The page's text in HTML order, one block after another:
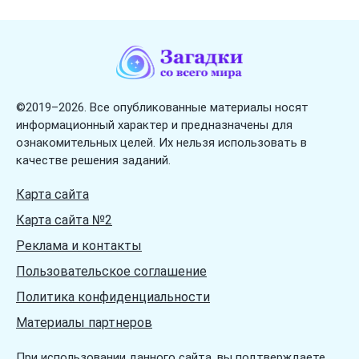
Загадки про ягоды
©2019–2026. Все опубликованные материалы носят
информационный характер и предназначены для
ознакомительных целей. Их нельзя использовать в
качестве решения заданий.
Карта сайта
Карта сайта №2
Реклама и контакты
Пользовательское соглашение
Политика конфиденциальности
Материалы партнеров